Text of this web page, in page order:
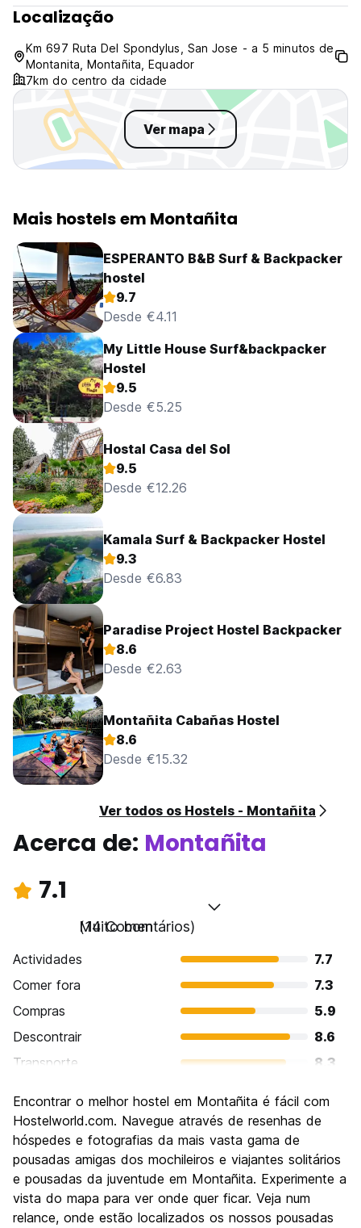
Cozinha compartilhada para uso dos hóspedes das 11 às 21
horas.
Localização
Km 697 Ruta Del Spondylus, San Jose - a 5 minutos de
Montanita, Montañita, Equador
7km do centro da cidade
Ver mapa
Mais hostels em Montañita
ESPERANTO B&B Surf & Backpacker
hostel
9.7
Desde €4.11
My Little House Surf&backpacker
Hostel
9.5
Desde €5.25
Hostal Casa del Sol
9.5
Desde €12.26
Kamala Surf & Backpacker Hostel
9.3
Desde €6.83
Paradise Project Hostel Backpacker
8.6
Desde €2.63
Montañita Cabañas Hostel
8.6
Desde €15.32
Ver todos os Hostels - Montañita
Acerca de: Montañita
7.1
Muito bom
(14 Comentários)
Actividades
7.7
Comer fora
7.3
Compras
5.9
Descontrair
8.6
Transporte
8.3
Cultura
6.0
Festas / vida noturna
Custo-beneficio
6.6
Encontrar o melhor hostel em Montañita é fácil com
Hostelworld.com. Navegue através de resenhas de
hóspedes e fotografias da mais vasta gama de
pousadas amigas dos mochileiros e viajantes solitários
e pousadas da juventude em Montañita. Experimente a
vista do mapa para ver onde quer ficar. Veja num
relance, onde estão localizados os nossos pousadas